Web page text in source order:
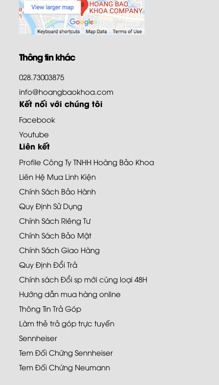
Thông tin khác
028.73003875
info@hoangbaokhoa.com
Kết nối với chúng tôi
Facebook
Youtube
Liên kết
Profile Công Ty TNHH Hoàng Bảo Khoa
Liên Hệ Mua Linh Kiện
Chính Sách Bảo Hành
Quy Định Sử Dụng
Chính Sách Riêng Tư
Chính Sách Bảo Mật
Chính Sách Giao Hàng
Quy Định Đổi Trả
Chính sách Đổi sp mới cùng loại 48H
Hướng dẫn mua hàng online
Thông Tin Trả Góp
Làm thẻ trả góp trực tuyến
Sennheiser
Tem Đối Chứng Sennheiser
Tem Đối Chứng Neumann